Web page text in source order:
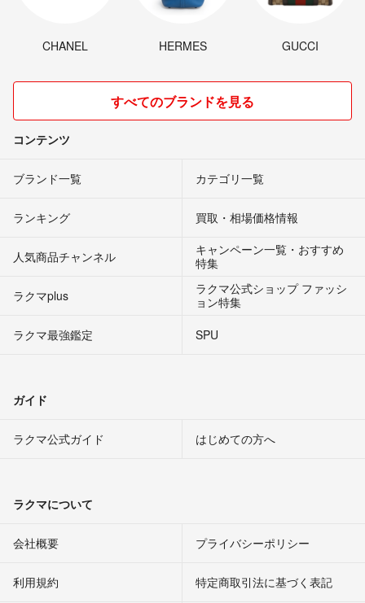
CHANEL HERMES GUCCI
すべてのブランドを見る
コンテンツ
ブランド一覧 カテゴリ一覧
ランキング 買取・相場価格情報
人気商品チャンネル
キャンペーン一覧・おすすめ
特集
ラクマplus
ラクマ公式ショップ ファッシ
ョン特集
ラクマ最強鑑定
SPU
ガイド
ラクマ公式ガイド はじめての方へ
ラクマについて
会社概要 プライバシーポリシー
利用規約 特定商取引法に基づく表記